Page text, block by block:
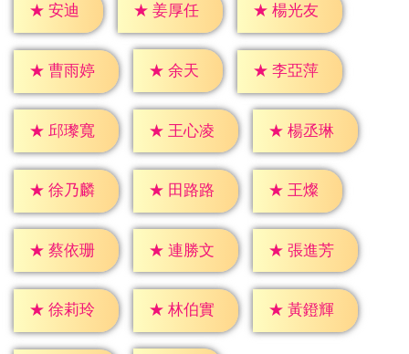
★ 安迪 ★ 姜厚任 ★ 楊光友
★ 曹雨婷 ★ 余天 ★ 李亞萍
★ 邱瓈寬 ★ 王心凌 ★ 楊丞琳
★ 徐乃麟 ★ 田路路 ★ 王燦
★ 蔡依珊 ★ 連勝文 ★ 張進芳
★ 徐莉玲 ★ 林伯實 ★ 黃鐙輝